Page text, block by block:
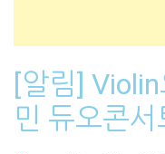
[알림]
민 듀오콘서